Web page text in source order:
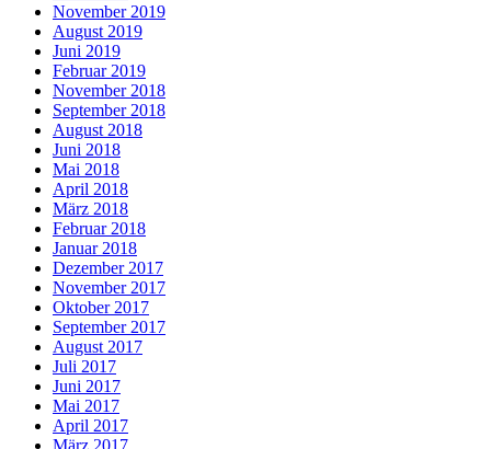
November 2019
August 2019
Juni 2019
Februar 2019
November 2018
September 2018
August 2018
Juni 2018
Mai 2018
April 2018
März 2018
Februar 2018
Januar 2018
Dezember 2017
November 2017
Oktober 2017
September 2017
August 2017
Juli 2017
Juni 2017
Mai 2017
April 2017